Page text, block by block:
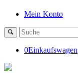
Mein Konto
0Einkaufswagen